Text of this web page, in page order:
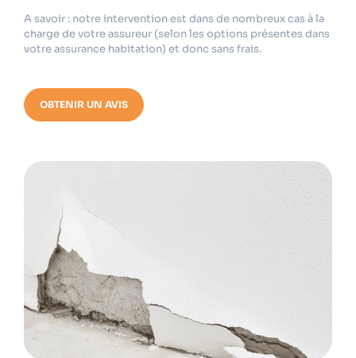
A savoir : notre intervention est dans de nombreux cas à la
charge de votre assureur (selon les options présentes dans
votre assurance habitation) et donc sans frais.
OBTENIR UN AVIS